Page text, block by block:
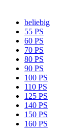
beliebig
55 PS
60 PS
70 PS
80 PS
90 PS
100 PS
110 PS
125 PS
140 PS
150 PS
160 PS